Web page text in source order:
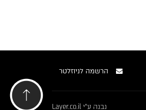
הרשמה לניוזלטר
נבנה ע"יLayer.co.il